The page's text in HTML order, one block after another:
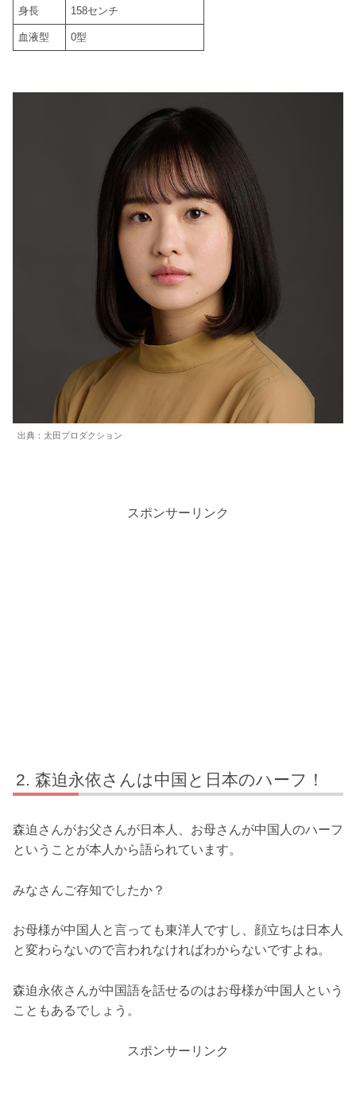
身長 158センチ
血液型 0型
出典：太田プロダクション
スポンサーリンク
森迫永依さんは中国と日本のハーフ！
森迫さんがお父さんが日本人、お母さんが中国人のハーフ
ということが本人から語られています。
みなさんご存知でしたか？
お母様が中国人と言っても東洋人ですし、顔立ちは日本人
と変わらないので言われなければわからないですよね。
森迫永依さんが中国語を話せるのはお母様が中国人という
こともあるでしょう。
スポンサーリンク